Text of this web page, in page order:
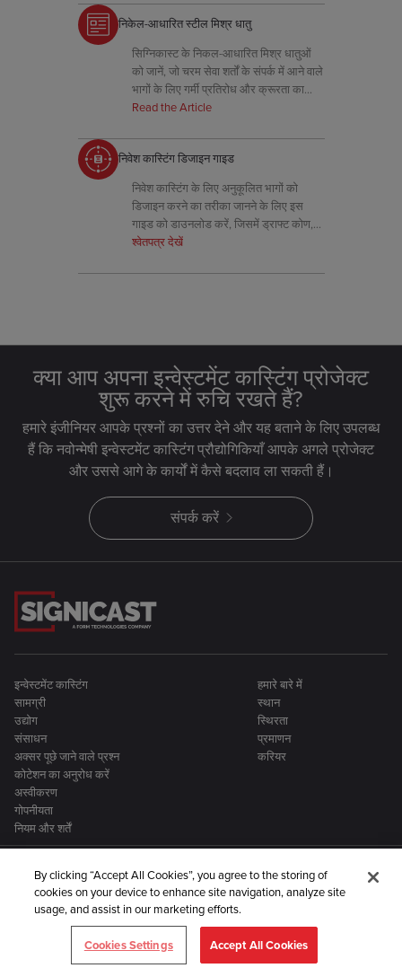
निकेल-आधारित स्टील मिश्र धातु
सिग्निकास्ट के निकल-आधारित मिश्र धातुओं
को जानें, जो चरम सेवा शर्तों के संपर्क में आने वाले
भागों के लिए गर्मी प्रतिरोध और क्रूरता का
संयोजन करते हैं।
Read the Article
निवेश कास्टिंग डिजाइन गाइड
निवेश कास्टिंग के लिए अनुकूलित भागों को
डिजाइन करने का तरीका जानने के लिए इस
गाइड को डाउनलोड करें, जिसमें ड्राफ्ट कोण,
त्रिज्या, दीवार की मोटाई और टूलींग युक्तियाँ
श्वेतपत्र देखें
क्या आप अपना इन्वेस्टमेंट कास्टिंग प्रोजेक्ट
शुरू करने में रुचि रखते हैं?
हमारे इंजीनियर आपके प्रश्नों का उत्तर देने और यह बताने के लिए उपलब्ध
हैं कि नवोन्मेषी इन्वेस्टमेंट कास्टिंग प्रौद्योगिकियाँ आपके अगले प्रोजेक्ट
और उससे आगे के कार्यों में कैसे बदलाव ला सकती हैं।
संपर्क करें
इन्वेस्टमेंट कास्टिंग
सामग्री
उद्योग
संसाधन
अक्सर पूछे जाने वाले प्रश्न
हमारे बारे में
स्थान
स्थिरता
प्रमाणन
करियर
कोटेशन का अनुरोध करें
अस्वीकरण
गोपनीयता
नियम और शर्तें
Signicast धातु विनिर्माण कंपनियों के एक बड़े समूह का हिस्सा है:
By clicking “Accept All Cookies”, you agree to the storing of
cookies on your device to enhance site navigation, analyze site
usage, and assist in our marketing efforts.
Cookies Settings Accept All Cookies